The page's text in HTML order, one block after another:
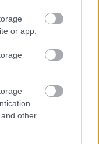
or app.
other
a Formula-E-ben